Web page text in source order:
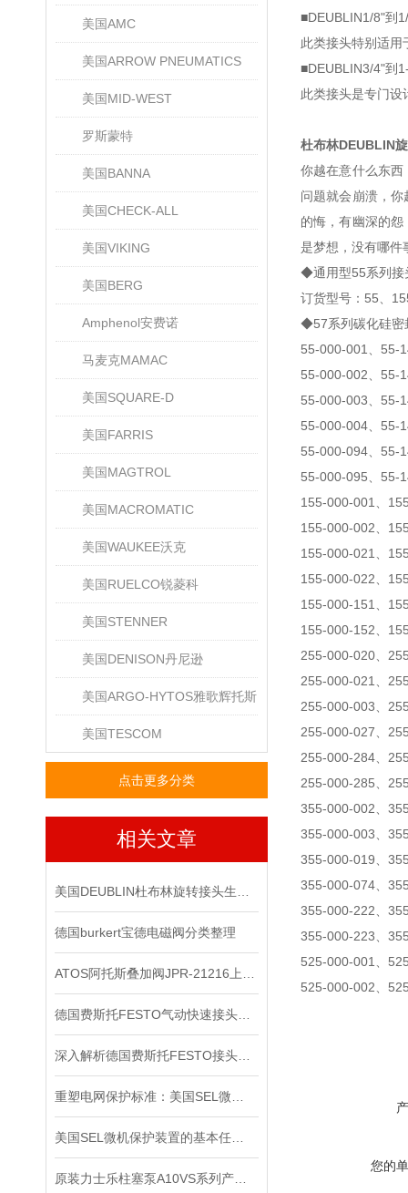
美国AMC
美国ARROW PNEUMATICS
美国MID-WEST
罗斯蒙特
美国BANNA
美国CHECK-ALL
美国VIKING
美国BERG
Amphenol安费诺
马麦克MAMAC
美国SQUARE-D
美国FARRIS
美国MAGTROL
美国MACROMATIC
美国WAUKEE沃克
美国RUELCO锐菱科
美国STENNER
美国DENISON丹尼逊
美国ARGO-HYTOS雅歌辉托斯
美国TESCOM
点击更多分类
相关文章
德国burkert宝德电磁阀分类整理
■DEUBLIN1/8"到
此类接头特别适用
■DEUBLIN3/4"到
此类接头是专门设
杜布林DEUBLIN
你越在意什么东
问题就会崩溃，
的悔，有幽深的
是梦想，没有哪件
◆通用型55系列接
订货型号：55、
◆57系列碳化硅密
55-000-001、55-
55-000-002、55-
55-000-003、55-
55-000-004、55-
55-000-094、55-
55-000-095、55-
155-000-001、
155-000-002、
155-000-021、
155-000-022、
155-000-151、
155-000-152、
255-000-020、
255-000-021、
255-000-003、
255-000-027、
255-000-284、
255-000-285、
355-000-002、
355-000-003、
355-000-019、
355-000-074、
355-000-222、
355-000-223、
525-000-001、
525-000-002、
您的